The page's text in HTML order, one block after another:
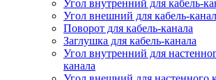
Угол внутренний для кабель-
Угол внешний для кабель-
Поворот для кабель-канала
Заглушка для кабель-канала
Угол внутренний для
канала